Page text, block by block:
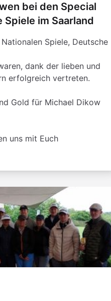
bei den Special
im Saarland
Spiele, Deutsche
dank der lieben und
erfolgreich vertreten.
Gold für Michael Dikow
uns mit Euch